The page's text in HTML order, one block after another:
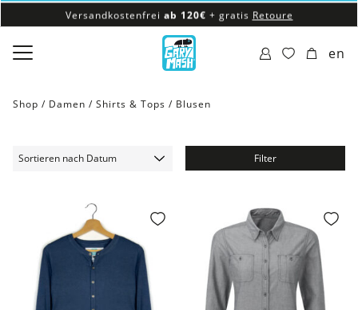
Versandkostenfrei ab 120€ + gratis Retoure
100% veganes & fair produziertes Sortiment
Versandkostenfrei ab 120€
en
Shop / Damen / Shirts & Tops / Blusen
Filter